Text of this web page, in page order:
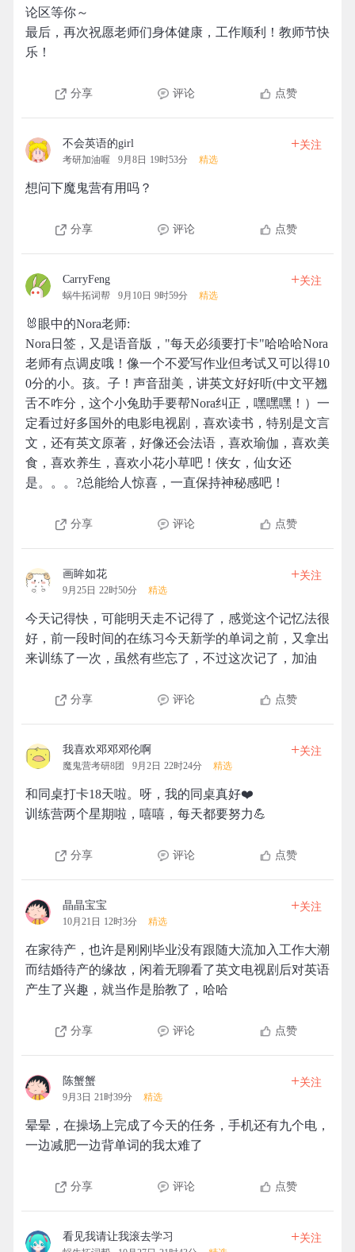
论区等你～
最后，再次祝愿老师们身体健康，工作顺利！教师节快
乐！
分享 评论 点赞
不会英语的girl
考研加油喔 9月8日 19时53分 精选
+关注
想问下魔鬼营有用吗？
分享 评论 点赞
CarryFeng
蜗牛拓词帮 9月10日 9时59分 精选
+关注
🐰眼中的Nora老师:
Nora日签，又是语音版，"每天必须要打卡"哈哈哈Nora
老师有点调皮哦！像一个不爱写作业但考试又可以得10
0分的小。孩。子！声音甜美，讲英文好好听(中文平翘
舌不咋分，这个小兔助手要帮Nora纠正，嘿嘿嘿！）一
定看过好多国外的电影电视剧，喜欢读书，特别是文言
文，还有英文原著，好像还会法语，喜欢瑜伽，喜欢美
食，喜欢养生，喜欢小花小草吧！侠女，仙女还
是。。。?总能给人惊喜，一直保持神秘感吧！
分享 评论 点赞
画眸如花
9月25日 22时50分 精选
+关注
今天记得快，可能明天走不记得了，感觉这个记忆法很
好，前一段时间的在练习今天新学的单词之前，又拿出
来训练了一次，虽然有些忘了，不过这次记了，加油
分享 评论 点赞
我喜欢邓邓邓伦啊
魔鬼营考研8团 9月2日 22时24分 精选
+关注
和同桌打卡18天啦。呀，我的同桌真好❤️
训练营两个星期啦，嘻嘻，每天都要努力💪
分享 评论 点赞
晶晶宝宝
10月21日 12时3分 精选
+关注
在家待产，也许是刚刚毕业没有跟随大流加入工作大潮
而结婚待产的缘故，闲着无聊看了英文电视剧后对英语
产生了兴趣，就当作是胎教了，哈哈
分享 评论 点赞
陈蟹蟹
9月3日 21时39分 精选
+关注
晕晕，在操场上完成了今天的任务，手机还有九个电，
一边减肥一边背单词的我太难了
分享 评论 点赞
看见我请让我滚去学习 +关注